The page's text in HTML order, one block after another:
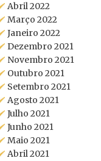
Abril 2022
Março 2022
Janeiro 2022
Dezembro 2021
Novembro 2021
Outubro 2021
Setembro 2021
Agosto 2021
Julho 2021
Junho 2021
Maio 2021
Abril 2021